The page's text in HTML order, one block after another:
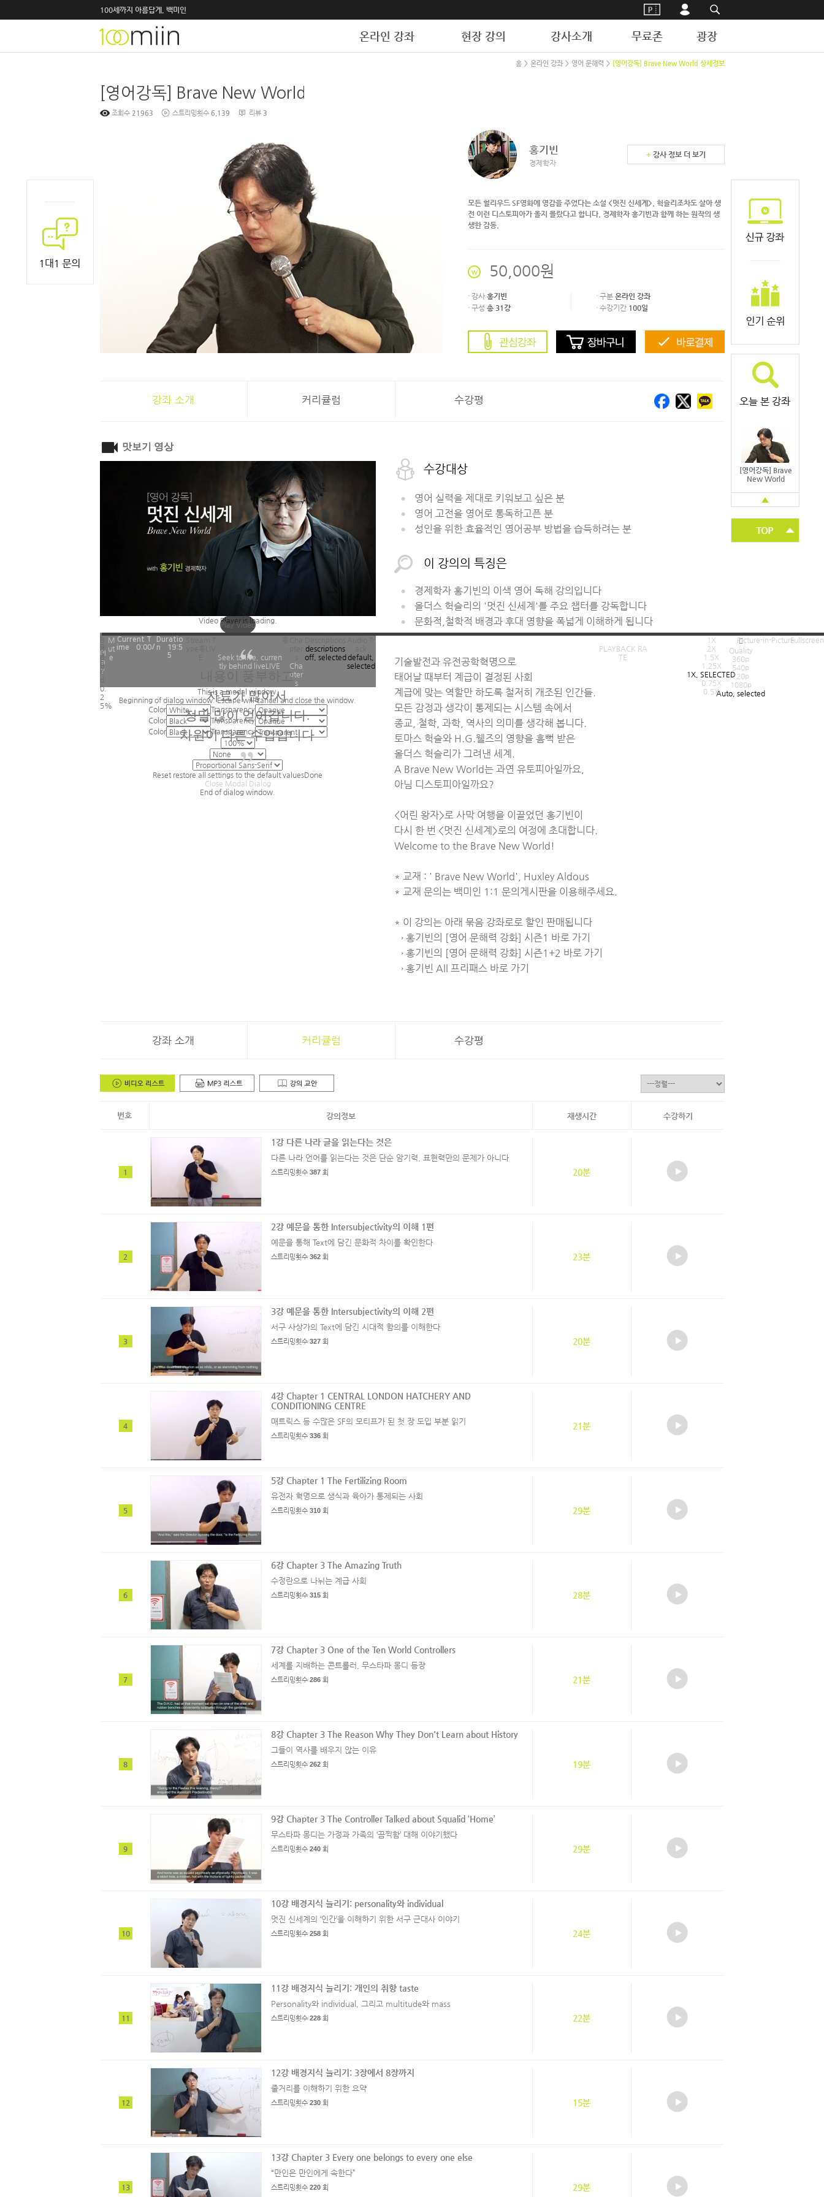
[영어강독] Brave
New World
▲
100세까지 아름답게, 백미인
온라인 강좌 현장 강의 강사소개 무료존 광장
홈 > 온라인 강좌 > 영어 문해력 > [영어강독] Brave New World 상세정보
조회수 21963 스트리밍횟수 6,139 리뷰 3
홍기빈
경제학자
+ 강사 정보 더 보기
모든 헐리우드 SF영화에 영감을 주었다는 소설 <멋진 신세계>. 헉슬리조차도 살아 생
전 이런 디스토피아가 올지 몰랐다고 합니다. 경제학자 홍기빈과 함께 하는 원작의 생
생한 감동.
50,000원
· 강사 홍기빈 · 구분 온라인 강좌
· 구성 총 31강 · 수강기간 100일
강좌 소개 커리큘럼 수강평
맛보기 영상
Video Player is loading.
Play Video
Pl
a
y
M
ut
e
Current T
ime혻 0:00/
Duratio
n혻 19:5
5
L
a
d
e
0.
2
5%
0:
0
0
Seek to live, curren
tly behind liveLIVE
1X
PLAYBACK RA
TE
2X
1.5X
1.25X
1X , SELECTED
0.75X
0.5X
Cha
pter
s
descriptions
off, selected default
selected
Quality
360p
540p
720p
1080p
Auto , selected
Picture-in-PictureFullscreen
This is a modal window.
Beginning of dialog window. Escape will cancel and close the window.
Color
Transparency
Color
Transparency
Color
Transparency
Reset restore all settings to the default valuesDone
Close Modal Dialog
End of dialog window.
내용이 풍부하고
자료가 많아서
정말 많이 얻어갑니다.
차원이 다른 수업입니다
수강대상
영어 실력을 제대로 키워보고 싶은 분
영어 고전을 영어로 통독하고픈 분
성인을 위한 효율적인 영어공부 방법을 습득하려는 분
이 강의의 특징은
경제학자 홍기빈의 이색 영어 독해 강의입니다
올더스 헉슬리의 '멋진 신세계'를 주요 챕터를 강독합니다
문화적,철학적 배경과 후대 영향을 폭넓게 이해하게 됩니다
기술발전과 유전공학혁명으로
태어날 때부터 계급이 결정된 사회
계급에 맞는 역할만 하도록 철저히 개조된 인간들.
모든 감정과 생각이 통제되는 시스템 속에서
종교, 철학, 과학, 역사의 의미를 생각해 봅니다.
토마스 헉슬와 H.G.웰즈의 영향을 흠뻑 받은
올더스 헉슬리가 그려낸 세계.
A Brave New World는 과연 유토피아일까요,
아님 디스토피아일까요?
<어린 왕자>로 사막 여행을 이끌었던 홍기빈이
다시 한 번 <멋진 신세계>로의 여정에 초대합니다.
Welcome to the Brave New World!
* 교재 : ' Brave New World', Huxley Aldous
* 교재 문의는 백미인 1:1 문의게시판을 이용해주세요.
* 이 강의는 아래 묶음 강좌로로 할인 판매됩니다
→ 홍기빈의 [영어 문해력 강화] 시즌1 바로 가기
→ 홍기빈의 [영어 문해력 강화] 시즌1+2 바로 가기
→ 홍기빈 All 프리패스 바로 가기
강좌 소개 커리큘럼 수강평
번호 강의정보 재생시간 수강하기
1
1강 다른 나라 글을 읽는다는 것은
다른 나라 언어를 읽는다는 것은 단순 암기력, 표현력만의 문제가 아니다
스트리밍횟수 387회 20분
2
2강 예문을 통한 Intersubjectivity의 이해 1편
예문을 통해 Text에 담긴 문화적 차이를 확인한다
스트리밍횟수 362회 23분
3
3강 예문을 통한 Intersubjectivity의 이해 2편
서구 사상가의 Text에 담긴 시대적 함의를 이해한다
스트리밍횟수 327회 20분
4
4강 Chapter 1 CENTRAL LONDON HATCHERY AND
CONDITIONING CENTRE
매트릭스 등 수많은 SF의 모티프가 된 첫 장 도입 부분 읽기
스트리밍횟수 336회
21분
5
5강 Chapter 1 The Fertilizing Room
유전자 혁명으로 생식과 육아가 통제되는 사회
스트리밍횟수 310회 29분
6
6강 Chapter 3 The Amazing Truth
수정란으로 나뉘는 계급 사회
스트리밍횟수 315회 28분
7
7강 Chapter 3 One of the Ten World Controllers
세계를 지배하는 콘트롤러, 무스타파 몽디 등장
스트리밍횟수 286회 21분
8
8강 Chapter 3 The Reason Why They Don't Learn about History
그들이 역사를 배우지 않는 이유
스트리밍횟수 262회 19분
9
9강 Chapter 3 The Controller Talked about Squalid ‘Home’
무스타파 몽디는 가정과 가족의 ‘끔찍함’ 대해 이야기했다
스트리밍횟수 240회 29분
10
10강 배경지식 늘리기: personality와 individual
멋진 신세계의 ‘인간’을 이해하기 위한 서구 근대사 이야기
스트리밍횟수 258회 24분
11
11강 배경지식 늘리기: 개인의 취향 taste
Personality와 individual, 그리고 multitude와 mass
스트리밍횟수 228회 22분
12
12강 배경지식 늘리기: 3장에서 8장까지
줄거리를 이해하기 위한 요약
스트리밍횟수 230회 15분
13
13강 Chapter 3 Every one belongs to every one else
“만인은 만인에게 속한다”
스트리밍횟수 220회 29분